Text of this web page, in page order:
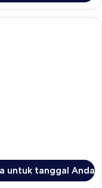
Premium Double |
untuk tanggal Anda